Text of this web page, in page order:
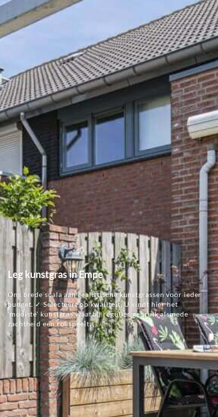
Leg kunstgras in Empe
Ons brede scala aan realistische kunstgrassen voor ieder
budget. ✓ Selecteert op kwaliteit. U vindt hier het
'mooiste' kunstgras waarbij regulier gebruik alsmede
zachtheid een rol speelt.